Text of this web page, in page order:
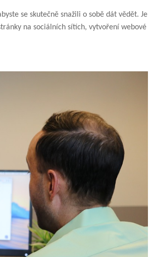
se skutečně snažili o sobě dát vědět. Je
na sociálních sítích, vytvoření webové